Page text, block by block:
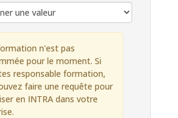
n'est pas
pour le moment. Si
responsable formation,
faire une requête pour
en INTRA dans votre